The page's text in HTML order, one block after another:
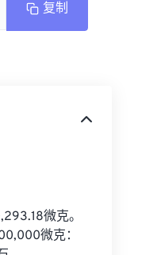
复制
微克。
微克：